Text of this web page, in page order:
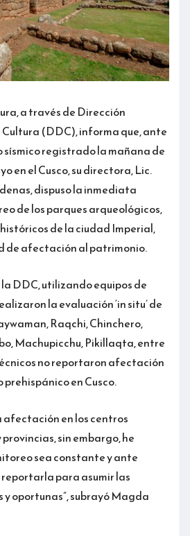
a través de Dirección
(DDC), informa que, ante
registrado la mañana de
en el Cusco, su directora, Lic.
dispuso la inmediata
de los parques arqueológicos,
de la ciudad Imperial,
de afectación al patrimonio.
DDC, utilizando equipos de
la evaluación ‘in situ’ de
Raqchi, Chinchero,
Machupicchu, Pikillaqta, entre
no reportaron afectación
en Cusco.
afectación en los centros
sin embargo, he
sea constante y ante
para asumir las
oportunas”, subrayó Magda